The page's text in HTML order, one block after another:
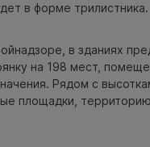
в форме трилистника.
в зданиях
на 198 мест,
Рядом с
площадки, территорию